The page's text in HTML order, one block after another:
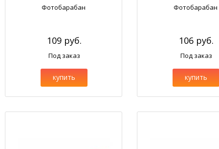
Фотобарабан
109 руб.
Под заказ
купить
Фотобарабан
106 руб.
Под заказ
купить